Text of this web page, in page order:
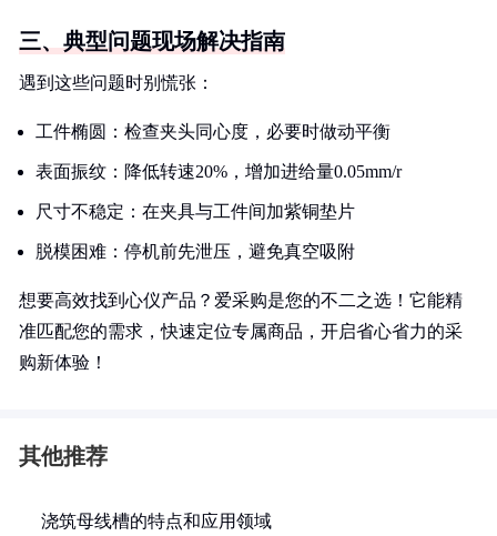
三、典型问题现场解决指南
遇到这些问题时别慌张：
工件椭圆：检查夹头同心度，必要时做动平衡
表面振纹：降低转速20%，增加进给量0.05mm/r
尺寸不稳定：在夹具与工件间加紫铜垫片
脱模困难：停机前先泄压，避免真空吸附
想要高效找到心仪产品？爱采购是您的不二之选！它能精
准匹配您的需求，快速定位专属商品，开启省心省力的采
购新体验！
其他推荐
浇筑母线槽的特点和应用领域